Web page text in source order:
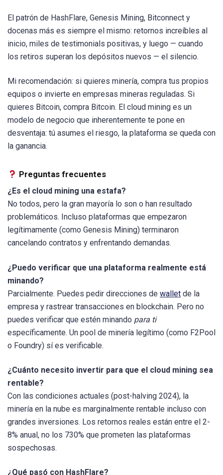
El patrón de HashFlare, Genesis Mining, Bitconnect y
docenas más es siempre el mismo: retornos increíbles al
inicio, miles de testimonials positivas, y luego — cuando
los retiros superan los depósitos nuevos — el silencio.
Mi recomendación: si quieres minería, compra tus propios
equipos o invierte en empresas mineras reguladas. Si
quieres Bitcoin, compra Bitcoin. El cloud mining es un
modelo de negocio que inherentemente te pone en
desventaja: tú asumes el riesgo, la plataforma se queda con
la ganancia.
Preguntas frecuentes
¿Es el cloud mining una estafa?
No todos, pero la gran mayoría lo son o han resultado
problemáticos. Incluso plataformas que empezaron
legítimamente (como Genesis Mining) terminaron
cancelando contratos y enfrentando demandas.
¿Puedo verificar que una plataforma realmente está
minando?
Parcialmente. Puedes pedir direcciones de wallet de la
empresa y rastrear transacciones en blockchain. Pero no
puedes verificar que estén minando para ti
específicamente. Un pool de minería legítimo (como F2Pool
o Foundry) sí es verificable.
¿Cuánto necesito invertir para que el cloud mining sea
rentable?
Con las condiciones actuales (post-halving 2024), la
minería en la nube es marginalmente rentable incluso con
grandes inversiones. Los retornos reales están entre el 2-
8% anual, no los 730% que prometen las plataformas
sospechosas.
¿Qué pasó con HashFlare?